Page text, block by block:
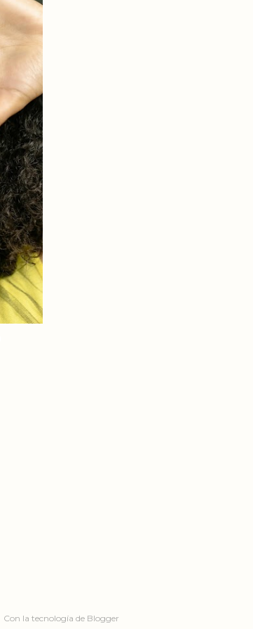
Con la tecnología de Blogger